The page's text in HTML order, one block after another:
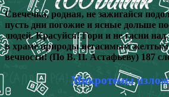
Свечечка, родная, не зажигайся
пусть дни погожие и ясные дольше
людей. Красуйся! Гори и не гасни
в храме природы негасимым желтым
вечности! (По В. П. Астафьеву) 187
Микротемы